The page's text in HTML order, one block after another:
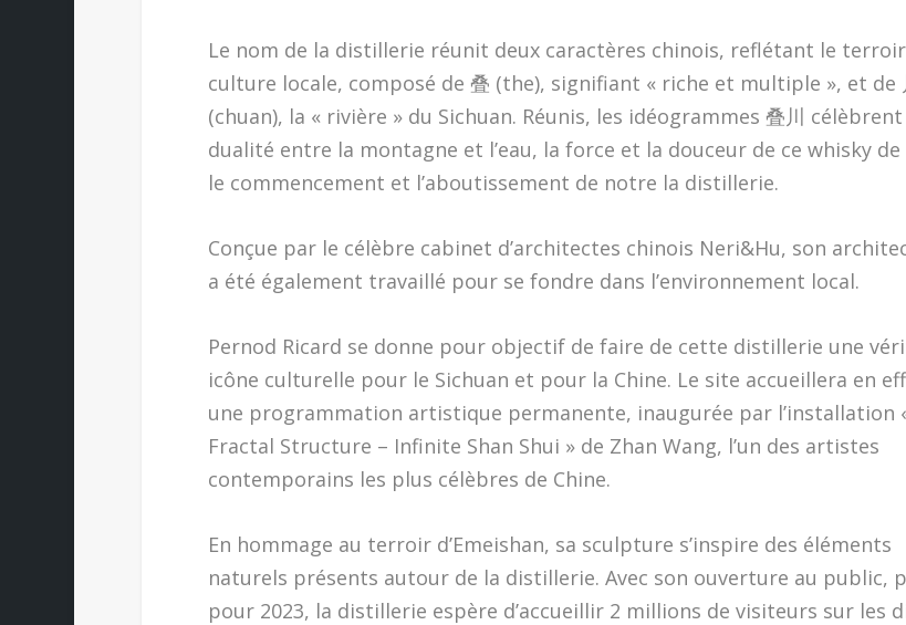
Le nom de la distillerie réunit deux caractères chinois, reflétant le
culture locale, composé de 叠 (the), signifiant « riche et multiple », et de
(chuan), la « rivière » du Sichuan. Réunis, les idéogrammes 叠川
dualité entre la montagne et l’eau, la force et la douceur de ce whisky
le commencement et l’aboutissement de notre la distillerie.
Conçue par le célèbre cabinet d’architectes chinois Neri&Hu, son
a été également travaillé pour se fondre dans l’environnement local.
Pernod Ricard se donne pour objectif de faire de cette distillerie une
icône culturelle pour le Sichuan et pour la Chine. Le site accueillera en
une programmation artistique permanente, inaugurée par l’installation
Fractal Structure – Infinite Shan Shui » de Zhan Wang, l’un des artistes
contemporains les plus célèbres de Chine.
En hommage au terroir d’Emeishan, sa sculpture s’inspire des éléments
naturels présents autour de la distillerie. Avec son ouverture au public,
pour 2023, la distillerie espère d’accueillir 2 millions de visiteurs sur les